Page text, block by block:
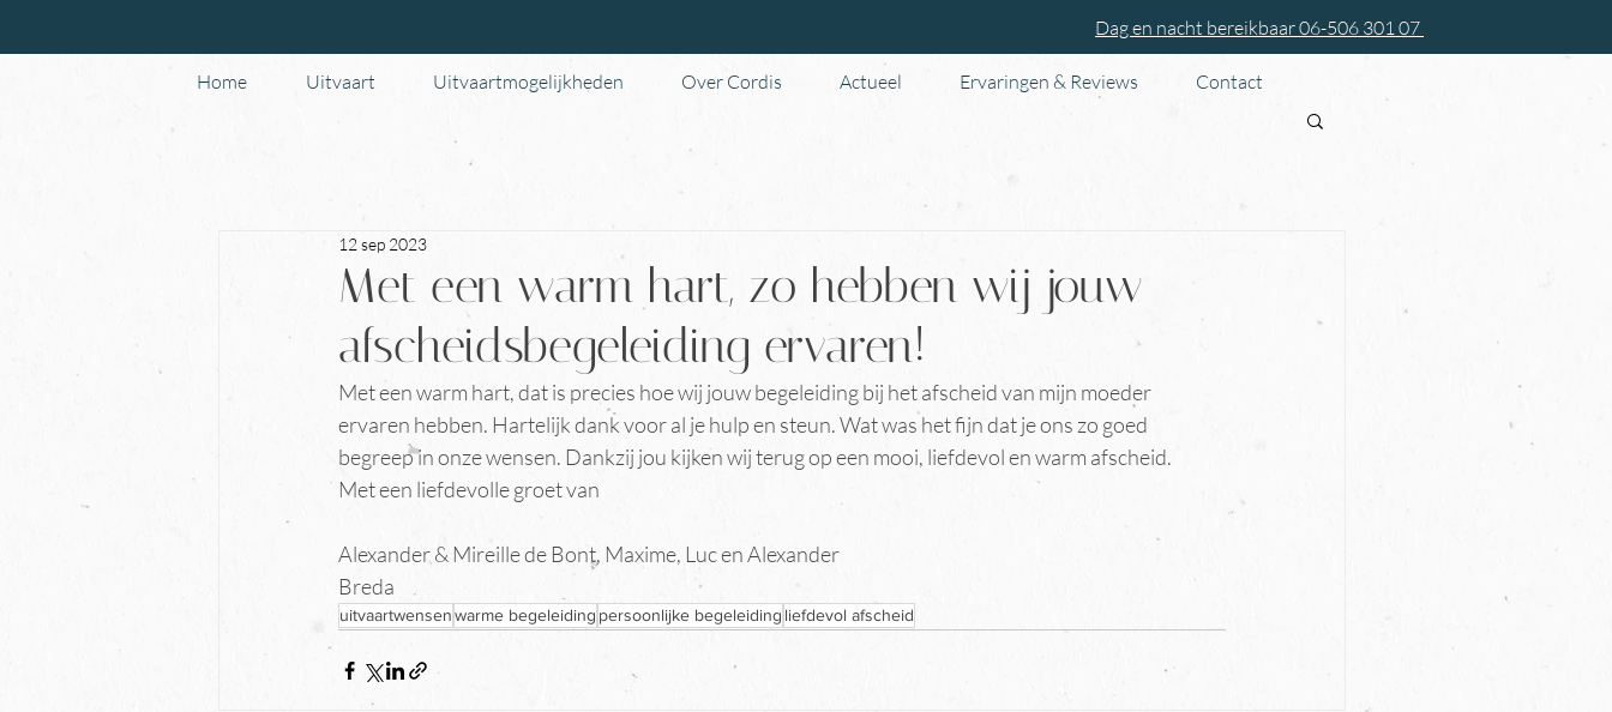
Dag en nacht bereikbaar 06-506 301 07
Home Uitvaart Uitvaartmogelijkheden Over Cordis Actueel Ervaringen & Reviews Contact
Met een warm hart, zo hebben wij jouw
afscheidsbegeleiding ervaren!
12 sep 2023
Met een warm hart, dat is precies hoe wij jouw begeleiding bij het afscheid van mijn moeder
ervaren hebben. Hartelijk dank voor al je hulp en steun. Wat was het fijn dat je ons zo goed
begreep in onze wensen. Dankzij jou kijken wij terug op een mooi, liefdevol en warm afscheid.
Met een liefdevolle groet van
Alexander & Mireille de Bont, Maxime, Luc en Alexander
Breda
uitvaartwensenwarme begeleiding persoonlijke begeleiding liefdevol afscheid